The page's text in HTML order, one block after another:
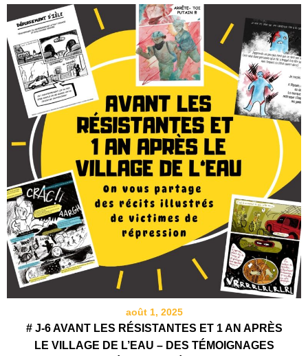
août 1, 2025
# J-6 AVANT LES RÉSISTANTES ET 1 AN APRÈS
LE VILLAGE DE L’EAU – DES TÉMOIGNAGES